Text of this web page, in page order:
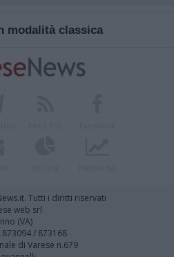
modalità classica
Tutti i diritti riservati
web srl
(VA)
/ 873168
di Varese n.679